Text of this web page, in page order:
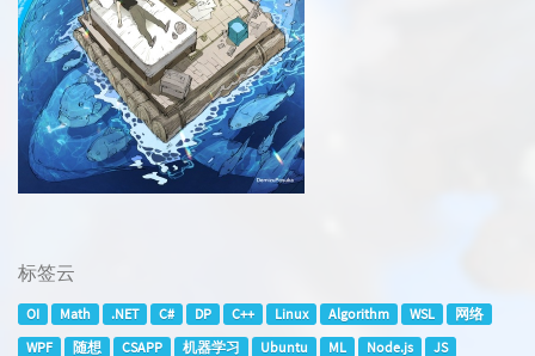
标签云
OI Math .NET C# DP C++ Linux Algorithm WSL
网络
WPF
随想 CSAPP 机器学习 Ubuntu ML Node.js JS